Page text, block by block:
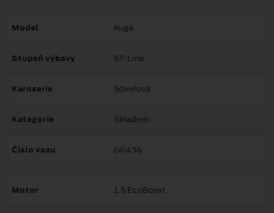
Model Kuga
Stupeň výbavy ST-Line
Karoserie 5dveřová
Kategorie Skladem
Číslo vozu G0436
Motor 1.5 EcoBoost